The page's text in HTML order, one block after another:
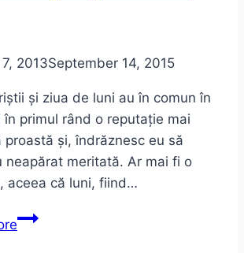
2013September 14, 2015
și ziua de luni au în comun în
în primul rând o reputație mai
proastă și, îndrăznesc eu să
neapărat meritată. Ar mai fi o
aceea că luni, fiind…
Taximetriștii